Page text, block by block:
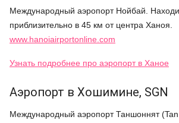
Международный аэропорт Нойбай.
приблизительно в 45 км от центра Ханоя.
www.hanoiairportonline.com
Узнать подробнее про аэропорт в Ханое
Аэропорт в Хошимине, SGN
Международный аэропорт Таншоннят (Tan